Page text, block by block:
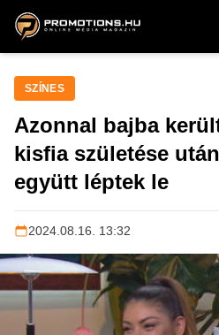
ZENE, FILM & KULT
SZÍNES
Azonnal bajba
kisfia születése
együtt léptek le
2024.08.16. 13:32